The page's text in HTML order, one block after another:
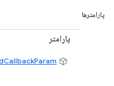
پارامترها
پارامتر